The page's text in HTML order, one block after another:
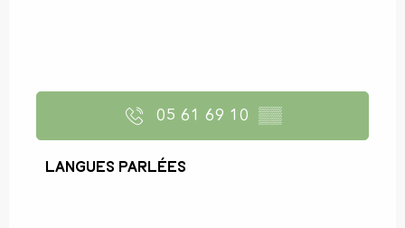
05 61 69 10 ▒▒
Langues parlées
Langues parlées